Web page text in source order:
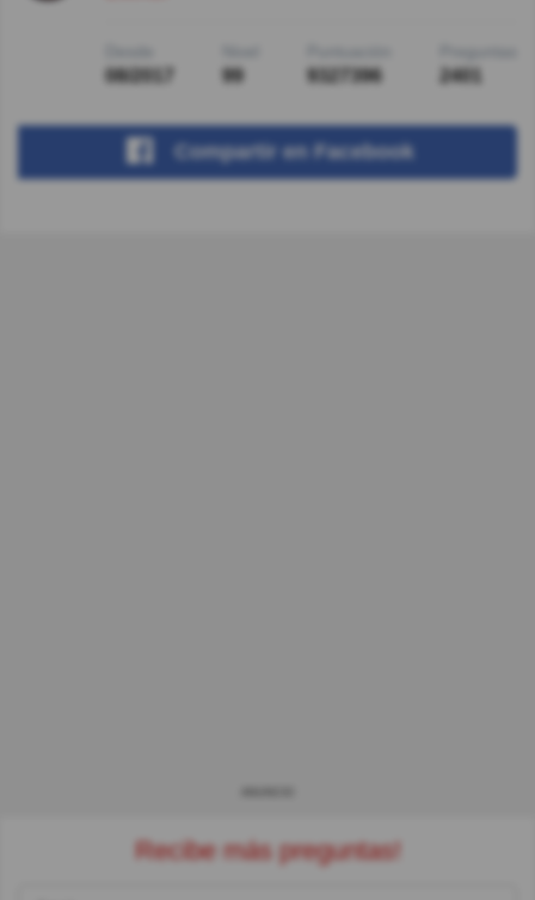
08/2017 99 9327396 2401
Compartir en Facebook
Recibe más preguntas!